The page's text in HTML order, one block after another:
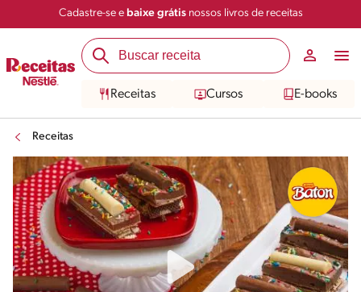
Cadastre-se e baixe grátisnossos livros de receitas
Receitas Cursos E-books
Receitas
Salvar Compartilhar